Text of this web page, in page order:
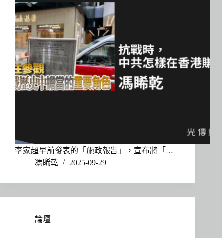
李家超早前發表的「施政報告」，宣布將「…
馮睎乾
2025-09-29
論壇